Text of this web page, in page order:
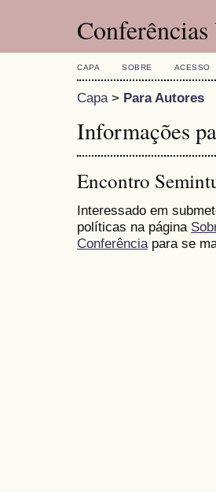
CAPA SOBRE ACESSO
Capa> Para Autores
Informações
Encontro
Interessado em
políticas na página
Conferênciapara se